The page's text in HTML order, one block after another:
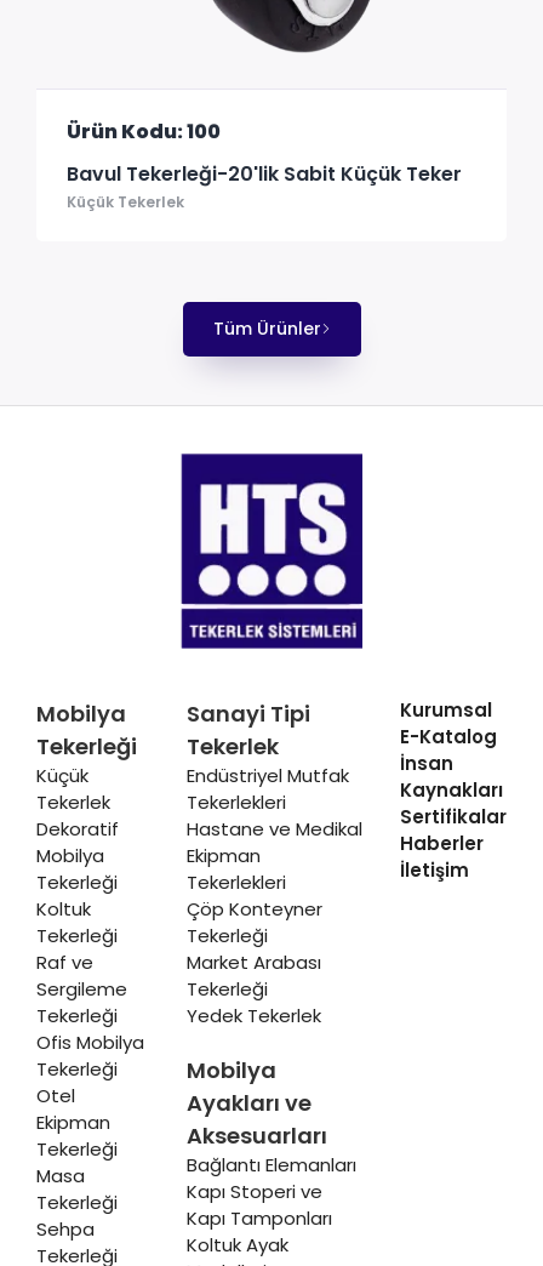
Ürün Kodu: 100
Bavul Tekerleği-20'lik Sabit Küçük Teker
Küçük Tekerlek
Tüm Ürünler
Mobilya
Tekerleği
Küçük
Tekerlek
Dekoratif
Mobilya
Tekerleği
Koltuk
Tekerleği
Raf ve
Sergileme
Tekerleği
Ofis Mobilya
Tekerleği
Otel
Ekipman
Tekerleği
Masa
Tekerleği
Sehpa
Tekerleği
Sanayi Tipi
Tekerlek
Endüstriyel Mutfak
Tekerlekleri
Hastane ve Medikal
Ekipman
Tekerlekleri
Çöp Konteyner
Tekerleği
Market Arabası
Tekerleği
Yedek Tekerlek
Mobilya
Ayakları ve
Aksesuarları
Bağlantı Elemanları
Kapı Stoperi ve
Kapı Tamponları
Koltuk Ayak
Kurumsal
E-Katalog
İnsan
Kaynakları
Sertifikalar
Haberler
İletişim